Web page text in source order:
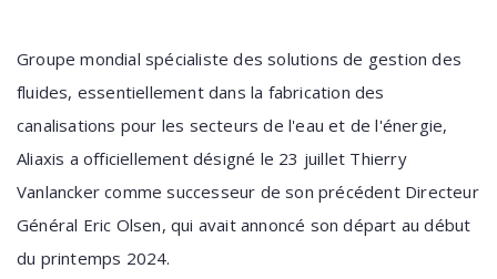
Groupe mondial spécialiste des solutions de gestion des
fluides, essentiellement dans la fabrication des
canalisations pour les secteurs de l'eau et de l'énergie,
Aliaxis a officiellement désigné le 23 juillet Thierry
Vanlancker comme successeur de son précédent Directeur
Général Eric Olsen, qui avait annoncé son départ au début
du printemps 2024.